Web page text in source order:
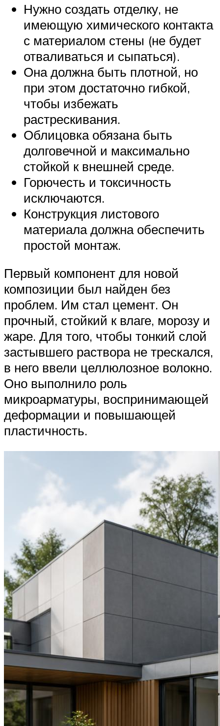
Нужно создать отделку, не
имеющую химического контакта
с материалом стены (не будет
отваливаться и сыпаться).
Она должна быть плотной, но
при этом достаточно гибкой,
чтобы избежать
растрескивания.
Облицовка обязана быть
долговечной и максимально
стойкой к внешней среде.
Горючесть и токсичность
исключаются.
Конструкция листового
материала должна обеспечить
простой монтаж.
Первый компонент для новой
композиции был найден без
проблем. Им стал цемент. Он
прочный, стойкий к влаге, морозу и
жаре. Для того, чтобы тонкий слой
застывшего раствора не трескался,
в него ввели целлюлозное волокно.
Оно выполнило роль
микроарматуры, воспринимающей
деформации и повышающей
пластичность.